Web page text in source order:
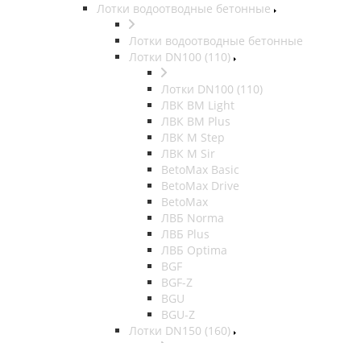
Лотки водоотводные бетонные
Лотки водоотводные бетонные
Лотки DN100 (110)
Лотки DN100 (110)
ЛВК ВМ Light
ЛВК ВМ Plus
ЛВК М Step
ЛВК М Sir
BetoMax Basic
BetoMax Drive
BetoMax
ЛВБ Norma
ЛВБ Plus
ЛВБ Optima
BGF
BGF-Z
BGU
BGU-Z
Лотки DN150 (160)